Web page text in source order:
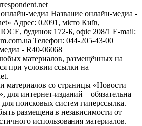
медиа Название онлайн-медиа -
Адрес: 02091, місто Київ,
будинок 172-Б, офіс 208/1 E-mail:
Телефон: 044-205-43-00
- R40-06068
материалов, размещённых на
при условии ссылки на
материалов со страницы «Новости
для интернет-изданий – обязательна
для поисковых систем гиперссылка.
размещена в независимости от
использования материалов.